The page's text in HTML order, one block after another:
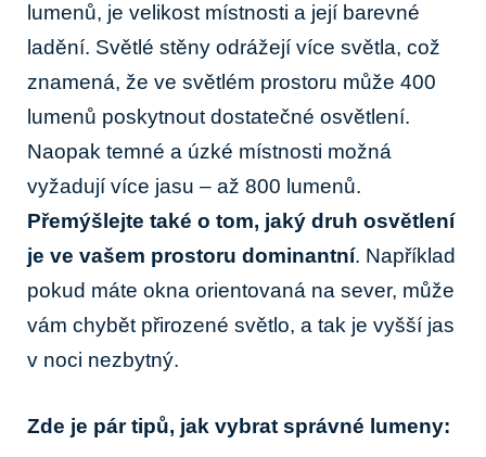
lumenů,⁤ je velikost⁣ místnosti a její barevné ​
ladění. ⁢Světlé stěny odrážejí více⁤ světla, což
znamená, že ve světlém ⁤prostoru ⁢může 400
lumenů poskytnout‌ dostatečné osvětlení.
Naopak temné a úzké⁤ místnosti možná
vyžadují více jasu – ⁢až 800 lumenů.​
Přemýšlejte také o tom, jaký druh⁢ osvětlení
je ve‌ vašem⁣ prostoru‍ dominantní. Například
‌pokud máte ‌okna orientovaná na sever, může
vám​ chybět přirozené světlo, a tak ⁢je vyšší jas
v ⁢noci nezbytný.
Zde je pár tipů, jak vybrat⁤ správné lumeny: